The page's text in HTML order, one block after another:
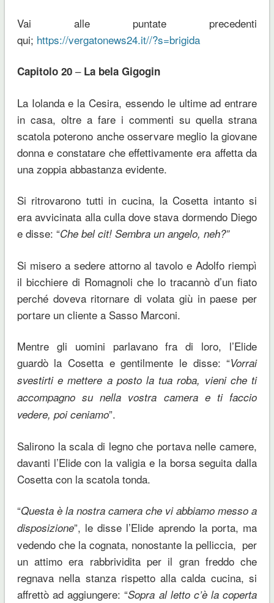
Vai alle puntate precedenti
qui; https://vergatonews24.it//?s=brigida
Capitolo 20– La bela Gigogin
La Iolanda e la Cesira, essendo le ultime ad entrare
in casa, oltre a fare i commenti su quella strana
scatola poterono anche osservare meglio la giovane
donna e constatare che effettivamente era affetta da
una zoppia abbastanza evidente.
Si ritrovarono tutti in cucina, la Cosetta intanto si
era avvicinata alla culla dove stava dormendo Diego
e disse: “Che bel cit! Sembra un angelo, neh?”
Si misero a sedere attorno al tavolo e Adolfo riempì
il bicchiere di Romagnoli che lo tracannò d’un fiato
perché doveva ritornare di volata giù in paese per
portare un cliente a Sasso Marconi.
Mentre gli uomini parlavano fra di loro, l’Elide
guardò la Cosetta e gentilmente le disse: “Vorrai
svestirti e mettere a posto la tua roba, vieni che ti
accompagno su nella vostra camera e ti faccio
vedere, poi ceniamo”.
Salirono la scala di legno che portava nelle camere,
davanti l’Elide con la valigia e la borsa seguita dalla
Cosetta con la scatola tonda.
“Questa è la nostra camera che vi abbiamo messo a
disposizione”, le disse l’Elide aprendo la porta, ma
vedendo che la cognata, nonostante la pelliccia, per
un attimo era rabbrividita per il gran freddo che
regnava nella stanza rispetto alla calda cucina, si
affrettò ad aggiungere: “Sopra al letto c’è la coperta